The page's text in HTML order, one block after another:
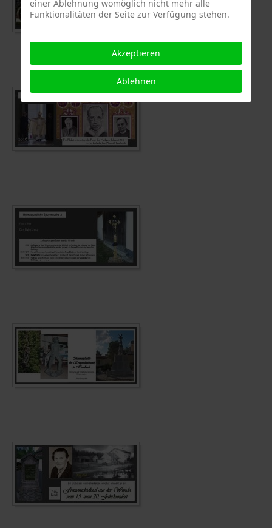
einer Ablehnung womöglich nicht mehr alle
Funktionalitäten der Seite zur Verfügung stehen.
Akzeptieren
Ablehnen